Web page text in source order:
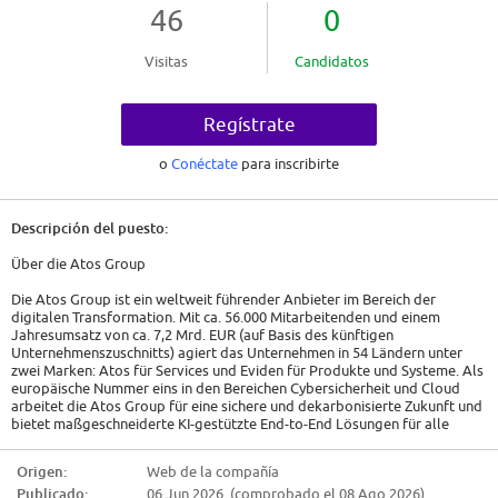
46
Visitas
0
Candidatos
Regístrate
o Conéctate para inscribirte
Descripción del puesto:
Über die Atos Group
Die Atos Group ist ein weltweit führender Anbieter im Bereich der
digitalen Transformation. Mit ca. 56.000 Mitarbeitenden und einem
Jahresumsatz von ca. 7,2 Mrd. EUR (auf Basis des künftigen
Unternehmenszuschnitts) agiert das Unternehmen in 54 Ländern unter
zwei Marken: Atos für Services und Eviden für Produkte und Systeme. Als
europäische Nummer eins in den Bereichen Cybersicherheit und Cloud
arbeitet die Atos Group für eine sichere und dekarbonisierte Zukunft und
bietet maßgeschneiderte KI-gestützte End-to-End Lösungen für alle
Wir suchen neue Kolleg:innen an unserem Standort in Düsseldorf.
Origen:
Web de la compañía
Publicado:
06 Jun 2026 (comprobado el 08 Ago 2026)